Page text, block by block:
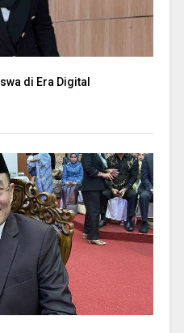
di Era Digital